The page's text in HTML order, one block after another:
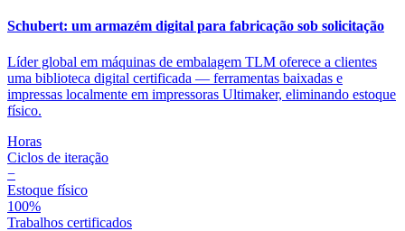
Schubert: um armazém digital para fabricação sob solicitação
Líder global em máquinas de embalagem TLM oferece a clientes
uma biblioteca digital certificada — ferramentas baixadas e
impressas localmente em impressoras Ultimaker, eliminando estoque
físico.
Horas
Ciclos de iteração
−
Estoque físico
100%
Trabalhos certificados